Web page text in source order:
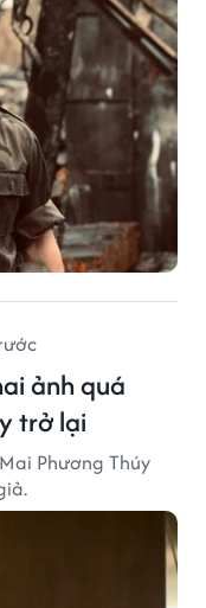
ảnh quá
trở lại
Phương Thúy